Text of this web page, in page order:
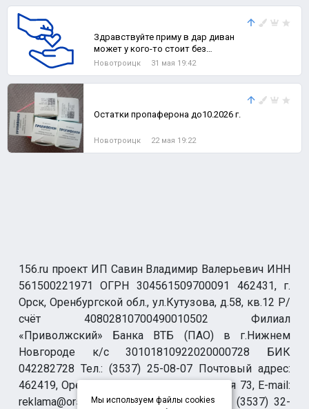
Здравствуйте приму в дар диван
может у кого-то стоит без
надобности
Новотроицк 31 мая 19:42
Остатки пропаферона до10.2026 г.
Новотроицк 22 мая 19:22
156.ru проект ИП Савин Владимир Валерьевич ИНН
561500221971 ОГРН 304561509700091 462431, г.
Орск, Оренбургской обл., ул.Кутузова, д.58, кв.12 Р/
счёт 40802810700490010502 Филиал
«Приволжский» Банка ВТБ (ПАО) в г.Нижнем
Новгороде к/с 30101810922020000728 БИК
042282728 Тел.: (3537) 25-08-07 Почтовый адрес:
462419, Оренбургская обл., г. Орск-19 а/я 73, E-mail:
reklama@orsk.ru ТЕЛЕФОН МОДЕРАЦИИ (3537) 32-
Мы используем файлы cookies